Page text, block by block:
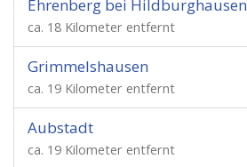
Ehrenberg bei Hildburghausen
ca. 18 Kilometer entfernt
Grimmelshausen
ca. 19 Kilometer entfernt
Aubstadt
ca. 19 Kilometer entfernt